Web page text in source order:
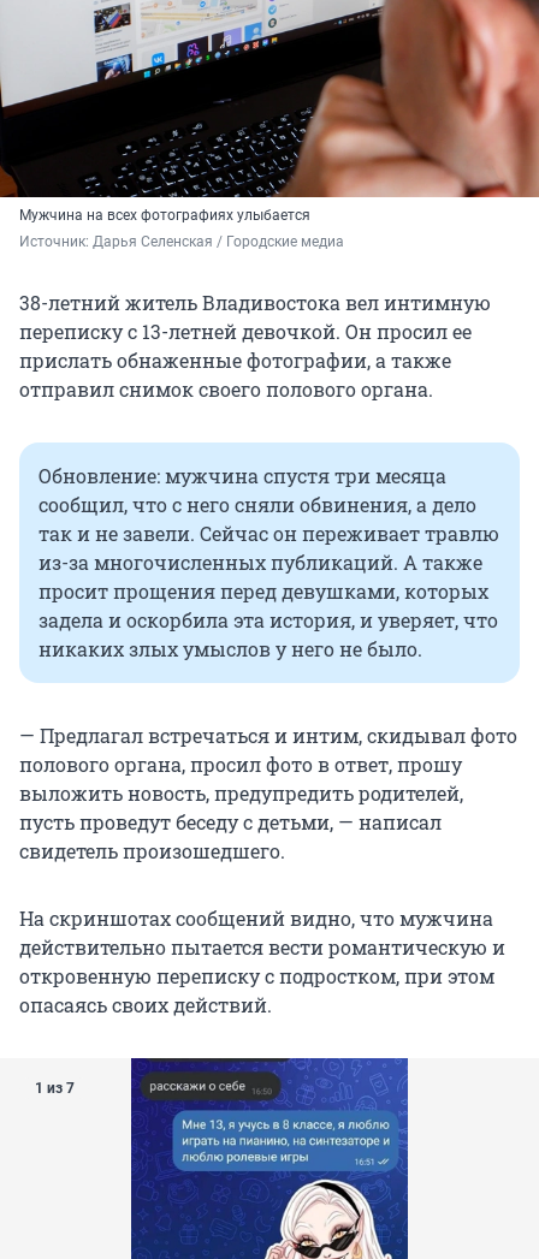
Мужчина на всех фотографиях улыбается
Источник: Дарья Селенская / Городские медиа
38-летний житель Владивостока вел интимную
переписку с 13-летней девочкой. Он просил ее
прислать обнаженные фотографии, а также
отправил снимок своего полового органа.
Обновление: мужчина спустя три месяца
сообщил, что с него сняли обвинения, а дело
так и не завели. Сейчас он переживает травлю
из-за многочисленных публикаций. А также
просит прощения перед девушками, которых
задела и оскорбила эта история, и уверяет, что
никаких злых умыслов у него не было.
— Предлагал встречаться и интим, скидывал фото
полового органа, просил фото в ответ, прошу
выложить новость, предупредить родителей,
пусть проведут беседу с детьми, — написал
свидетель произошедшего.
На скриншотах сообщений видно, что мужчина
действительно пытается вести романтическую и
откровенную переписку с подростком, при этом
опасаясь своих действий.
1 из 7